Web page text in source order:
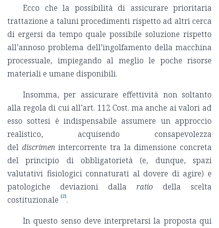
Ecco che la possibilità di assicurare prioritaria
trattazione a taluni procedimenti rispetto ad altri cerca
di ergersi da tempo quale possibile soluzione rispetto
all’annoso problema dell’ingolfamento della macchina
processuale, impiegando al meglio le poche risorse
materiali e umane disponibili.
Insomma, per assicurare effettività non soltanto
alla regola di cui all’art. 112 Cost. ma anche ai valori ad
esso sottesi è indispensabile assumere un approccio
realistico, acquisendo consapevolezza
del discrimenintercorrente tra la dimensione concreta
del principio di obbligatorietà (e, dunque, spazi
valutativi fisiologici connaturati al dovere di agire) e
patologiche deviazioni dalla ratio della scelta
costituzionale [2].
In questo senso deve interpretarsi la proposta qui